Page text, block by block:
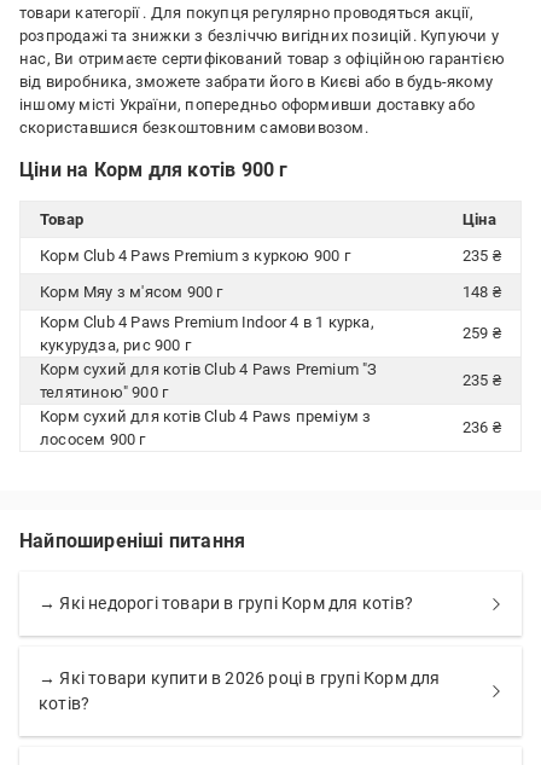
товари категорії . Для покупця регулярно проводяться акції,
розпродажі та знижки з безліччю вигідних позицій. Купуючи у
нас, Ви отримаєте сертифікований товар з офіційною гарантією
від виробника, зможете забрати його в Києві або в будь-якому
іншому місті України, попередньо оформивши доставку або
скориставшися безкоштовним самовивозом.
Ціни на Корм для котів 900 г
Товар
Ціна
Корм Club 4 Paws Premium з куркою 900 г
235 ₴
Корм Мяу з м'ясом 900 г
148 ₴
Корм Club 4 Paws Premium Indoor 4 в 1 курка,
кукурудза, рис 900 г
259 ₴
Корм сухий для котів Club 4 Paws Premium "З
телятиною" 900 г
235 ₴
Корм сухий для котів Club 4 Paws преміум з
лососем 900 г
236 ₴
Найпоширеніші питання
→ Які недорогі товари в групі Корм для котів?
→ Які товари купити в 2026 році в групі Корм для
котів?